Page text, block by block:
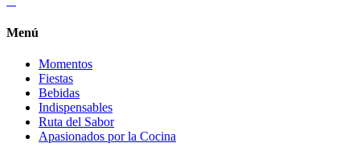
Menú
Momentos
Fiestas
Bebidas
Indispensables
Ruta del Sabor
Apasionados por la Cocina